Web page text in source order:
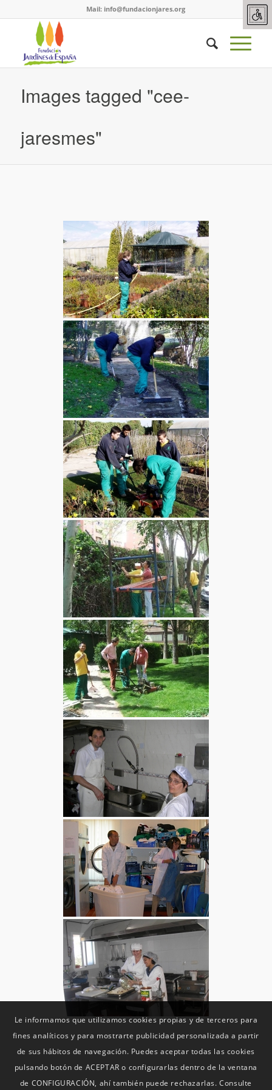
Mail: info@fundacionjares.org
Images tagged "cee-
jaresmes"
Le informamos que utilizamos cookies propias y de terceros para
fines analíticos y para mostrarte publicidad personalizada a partir
de sus hábitos de navegación. Puedes aceptar todas las cookies
pulsando botón de ACEPTAR o configurarlas dentro de la ventana
de CONFIGURACIÓN, ahí también puede rechazarlas. Consulte